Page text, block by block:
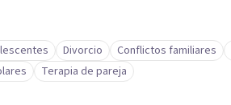
Divorcio Conflictos familiares
Terapia de pareja